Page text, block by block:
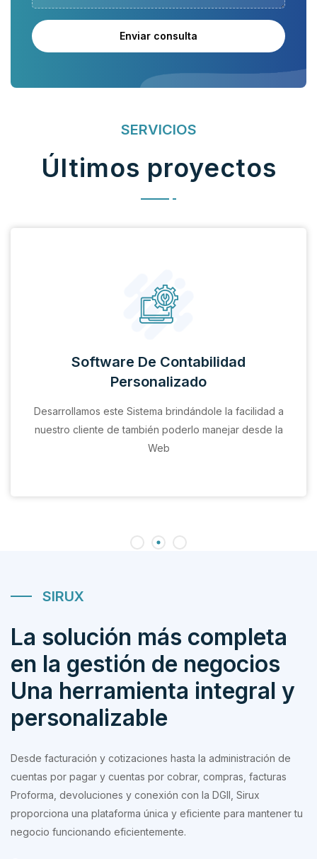
Enviar consulta
SERVICIOS
Últimos proyectos
Software De Contabilidad
Personalizado
Desarrollamos este Sistema brindándole la facilidad a
nuestro cliente de también poderlo manejar desde la
Web
SIRUX
La solución más completa
en la gestión de negocios
Una herramienta integral y
personalizable
Desde facturación y cotizaciones hasta la administración de
cuentas por pagar y cuentas por cobrar, compras, facturas
Proforma, devoluciones y conexión con la DGII, Sirux
proporciona una plataforma única y eficiente para mantener tu
negocio funcionando eficientemente.